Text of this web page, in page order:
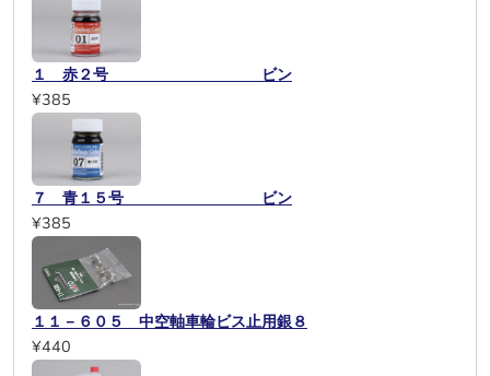
１ 赤２号 ビン
¥385
７ 青１５号 ビン
¥385
１１－６０５ 中空軸車輪ビス止用銀８
¥440